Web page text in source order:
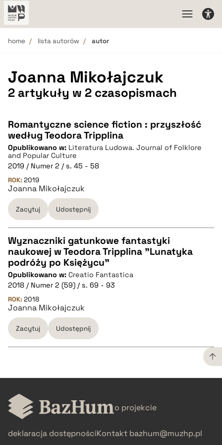
home lista autorów autor
Joanna Mikołajczuk
2 artykuły w 2 czasopismach
Romantyczne science fiction : przyszłość
według Teodora Tripplina
Opublikowano w: Literatura Ludowa. Journal of Folklore
and Popular Culture
2019 / Numer 2 / s. 45 - 58
ROK: 2019
Joanna Mikołajczuk
Zacytuj Udostępnij
CZYSTY TEKST
pobierz cytat
BIBTEX
pobierz cytat
Wyznaczniki gatunkowe fantastyki
naukowej w Teodora Tripplina "Lunatyka
podróży po Księżycu"
Opublikowano w: Creatio Fantastica
2018 / Numer 2 (59) / s. 69 - 93
ROK: 2018
Joanna Mikołajczuk
Zacytuj Udostępnij
CZYSTY TEKST
pobierz cytat
BIBTEX
o projekcie
deklaracja dostępnościKontakt bazhum@muzhp.pl